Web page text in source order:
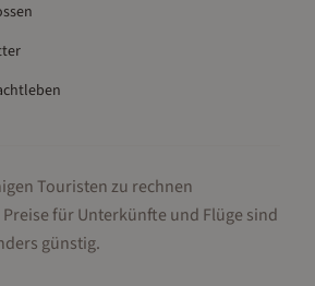
Touristen zu rechnen
Preise für Unterkünfte und Flüge sind
günstig.